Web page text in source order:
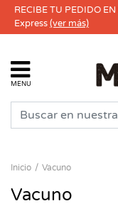
RECIBE TU PEDIDO
Express(ver más)
MENU
Inicio Vacuno
Vacuno